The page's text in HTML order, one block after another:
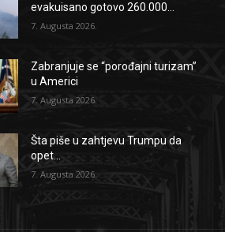
evakuisano gotovo 260.000...
7. Augusta 2026.
Zabranjuje se “porođajni turizam”
u Americi
7. Augusta 2026.
Šta piše u zahtjevu Trumpu da
opet...
7. Augusta 2026.